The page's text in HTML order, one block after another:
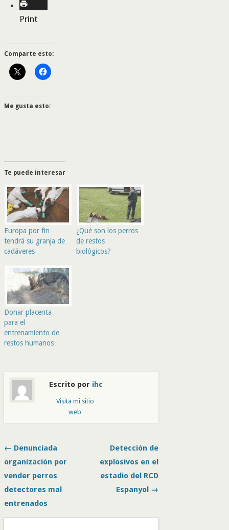
Print
Comparte esto:
Me gusta esto:
Te puede interesar
Europa por fin
tendrá su granja de
cadáveres
¿Qué son los perros
de restos
biológicos?
Donar placenta
para el
entrenamiento de
restos humanos
Escrito por ihc
Visita mi sitio
web
← Denunciada
organización por
vender perros
detectores mal
entrenados
Detección de
explosivos en el
estadio del RCD
Espanyol →